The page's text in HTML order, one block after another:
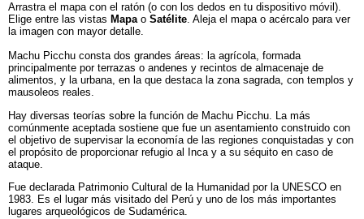
Arrastra el mapa con el ratón (o con los dedos en tu dispositivo móvil).
Elige entre las vistas Mapao Satélite. Aleja el mapa o acércalo para ver
la imagen con mayor detalle.
Machu Picchu consta dos grandes áreas: la agrícola, formada
principalmente por terrazas o andenes y recintos de almacenaje de
alimentos, y la urbana, en la que destaca la zona sagrada, con templos y
mausoleos reales.
Hay diversas teorías sobre la función de Machu Picchu. La más
comúnmente aceptada sostiene que fue un asentamiento construido con
el objetivo de supervisar la economía de las regiones conquistadas y con
el propósito de proporcionar refugio al Inca y a su séquito en caso de
ataque.
Fue declarada Patrimonio Cultural de la Humanidad por la UNESCO en
1983. Es el lugar más visitado del Perú y uno de los más importantes
lugares arqueológicos de Sudamérica.